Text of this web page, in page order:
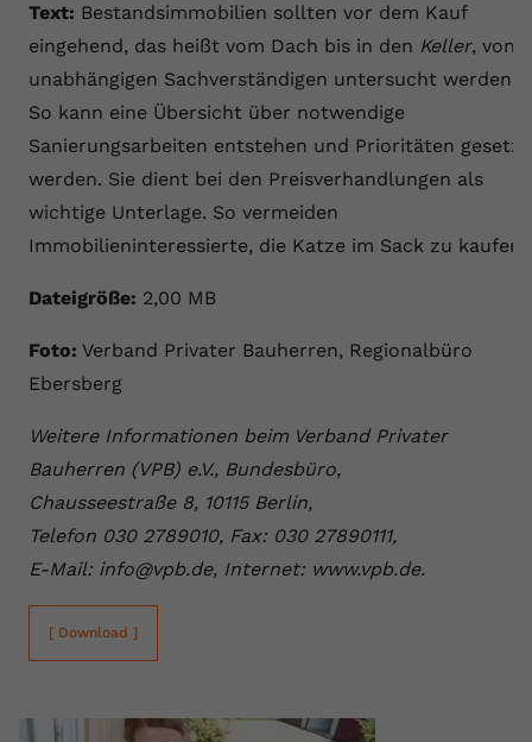
Text: Bestandsimmobilien sollten vor dem Kauf
eingehend, das heißt vom Dach bis in den Keller, von
unabhängigen Sachverständigen untersucht werden.
So kann eine Übersicht über notwendige
Sanierungsarbeiten entstehen und Prioritäten gesetzt
werden. Sie dient bei den Preisverhandlungen als
wichtige Unterlage. So vermeiden
Immobilieninteressierte, die Katze im Sack zu kaufen.
Dateigröße: 2,00 MB
Foto: Verband Privater Bauherren, Regionalbüro
Ebersberg
Weitere Informationen beim Verband Privater
Bauherren (VPB) e.V., Bundesbüro,
Chausseestraße 8, 10115 Berlin,
Telefon 030 2789010, Fax: 030 27890111,
E-Mail: info@vpb.de, Internet: www.vpb.de.
[ Download ]